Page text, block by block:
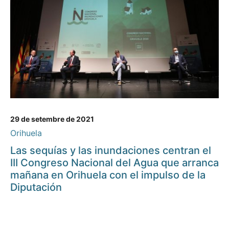
29 de setembre de 2021
Orihuela
Las sequías y las inundaciones centran el
III Congreso Nacional del Agua que arranca
mañana en Orihuela con el impulso de la
Diputación